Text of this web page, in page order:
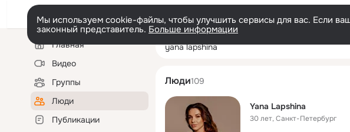
Мы используем cookie-файлы, чтобы улучшить сервисы для вас. Если
законный представитель. Больше информации
Левая
колонкаГлавная
Видео
Группы
Люди
Публикации
yana lapshina
Люди109
Yana Lapshina
30 лет,Санкт-Петербург